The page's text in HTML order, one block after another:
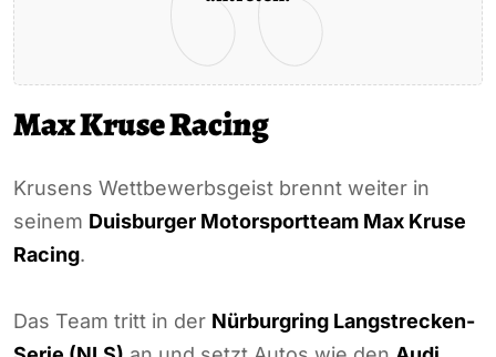
Max Kruse Racing
Krusens Wettbewerbsgeist brennt weiter in
seinem Duisburger Motorsportteam Max Kruse
Racing.
Das Team tritt in der Nürburgring Langstrecken-